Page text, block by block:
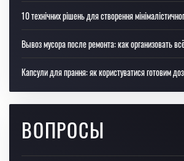
10 технічних рішень для створення
Вывоз мусора после ремонта: как организовать
Капсули для прання: як користуватися готовим
ВОПРОСЫ